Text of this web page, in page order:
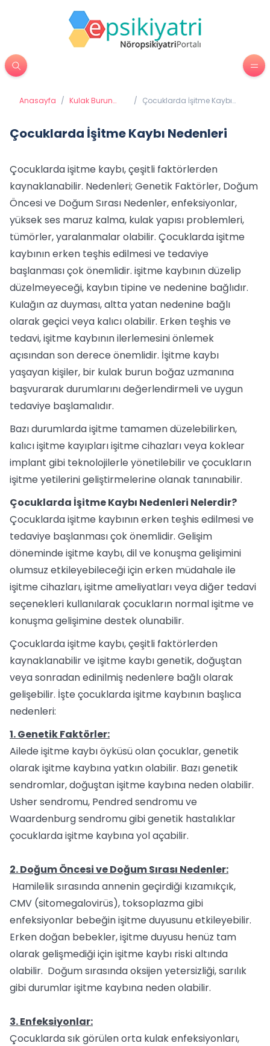
Anasayfa / Kulak Burun
/ Çocuklarda İşitme Kaybı
Çocuklarda İşitme Kaybı Nedenleri
Çocuklarda işitme kaybı, çeşitli faktörlerden
kaynaklanabilir. Nedenleri; Genetik Faktörler, Doğum
Öncesi ve Doğum Sırası Nedenler, enfeksiyonlar,
yüksek ses maruz kalma, kulak yapısı problemleri,
tümörler, yaralanmalar olabilir. Çocuklarda işitme
kaybının erken teşhis edilmesi ve tedaviye
başlanması çok önemlidir. işitme kaybının düzelip
düzelmeyeceği, kaybın tipine ve nedenine bağlıdır.
Kulağın az duyması, altta yatan nedenine bağlı
olarak geçici veya kalıcı olabilir. Erken teşhis ve
tedavi, işitme kaybının ilerlemesini önlemek
açısından son derece önemlidir. İşitme kaybı
yaşayan kişiler, bir kulak burun boğaz uzmanına
başvurarak durumlarını değerlendirmeli ve uygun
tedaviye başlamalıdır.
Bazı durumlarda işitme tamamen düzelebilirken,
kalıcı işitme kayıpları işitme cihazları veya koklear
implant gibi teknolojilerle yönetilebilir ve çocukların
işitme yetilerini geliştirmelerine olanak tanınabilir.
Çocuklarda İşitme Kaybı Nedenleri Nelerdir?
Çocuklarda işitme kaybının erken teşhis edilmesi ve
tedaviye başlanması çok önemlidir. Gelişim
döneminde işitme kaybı, dil ve konuşma gelişimini
olumsuz etkileyebileceği için erken müdahale ile
işitme cihazları, işitme ameliyatları veya diğer tedavi
seçenekleri kullanılarak çocukların normal işitme ve
konuşma gelişimine destek olunabilir.
Çocuklarda işitme kaybı, çeşitli faktörlerden
kaynaklanabilir ve işitme kaybı genetik, doğuştan
veya sonradan edinilmiş nedenlere bağlı olarak
gelişebilir. İşte çocuklarda işitme kaybının başlıca
nedenleri:
1. Genetik Faktörler:
Ailede işitme kaybı öyküsü olan çocuklar, genetik
olarak işitme kaybına yatkın olabilir. Bazı genetik
sendromlar, doğuştan işitme kaybına neden olabilir.
Usher sendromu, Pendred sendromu ve
Waardenburg sendromu gibi genetik hastalıklar
çocuklarda işitme kaybına yol açabilir.
2. Doğum Öncesi ve Doğum Sırası Nedenler:
Hamilelik sırasında annenin geçirdiği kızamıkçık,
CMV (sitomegalovirüs), toksoplazma gibi
enfeksiyonlar bebeğin işitme duyusunu etkileyebilir.
Erken doğan bebekler, işitme duyusu henüz tam
olarak gelişmediği için işitme kaybı riski altında
olabilir. Doğum sırasında oksijen yetersizliği, sarılık
gibi durumlar işitme kaybına neden olabilir.
3. Enfeksiyonlar:
Çocuklarda sık görülen orta kulak enfeksiyonları,